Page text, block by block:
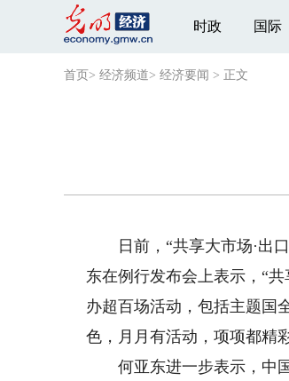
时政 国际
首页 > 经济频道> 经济要闻 > 正文
日前，“共享大市场·出口
东在例行发布会上表示，“
办超百场活动，包括主题国
色，月月有活动，项项都精彩
何亚东进一步表示，中国